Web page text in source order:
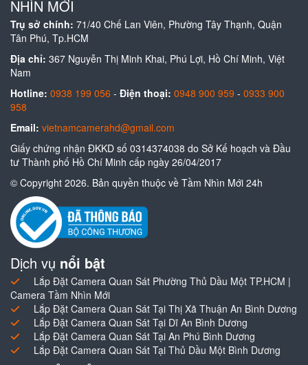
NHÌN MỚI
Trụ sở chính: 71/40 Chế Lan Viên, Phường Tây Thạnh, Quận
Tân Phú, Tp.HCM
Địa chỉ: 367 Nguyễn Thị Minh Khai, Phú Lợi, Hồ Chí Minh, Việt
Nam
Hotline: 0938 199 056 - Điện thoại: 0948 900 959 - 0933 900
958
Email: vietnamcamerahd@gmail.com
Giấy chứng nhận ĐKKD số 0314374038 do Sở Kế hoạch và Đầu
tư Thành phố Hồ Chí Minh cấp ngày 26/04/2017
© Copyright 2026. Bản quyền thuộc về Tầm Nhìn Mới 24h
Dịch vụ nổi bật
Lắp Đặt Camera Quan Sát Phường Thủ Dầu Một TP.HCM |
Camera Tầm Nhìn Mới
Lắp Đặt Camera Quan Sát Tại Thị Xã Thuận An Bình Dương
Lắp Đặt Camera Quan Sát Tại Dĩ An Bình Dương
Lắp Đặt Camera Quan Sát Tại An Phú Bình Dương
Lắp Đặt Camera Quan Sát Tại Thủ Dầu Một Bình Dương